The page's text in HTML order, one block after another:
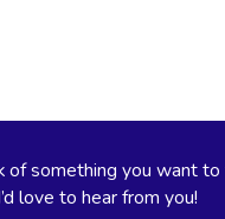
of something you want
love to hear from you!